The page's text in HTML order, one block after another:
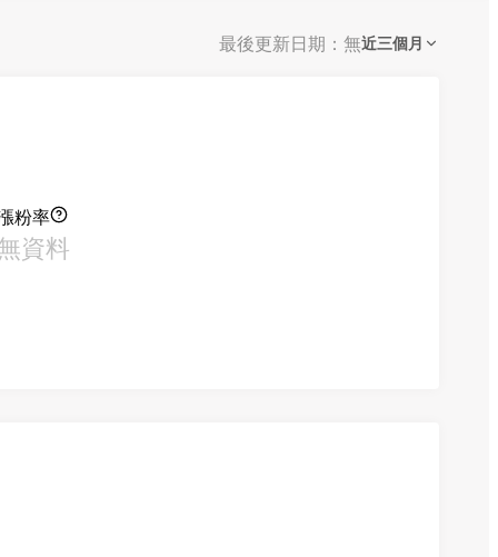
最後更新日期：無近三個月
粉率
資料